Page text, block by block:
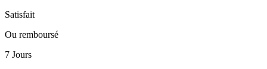
Satisfait
Ou remboursé
7 Jours